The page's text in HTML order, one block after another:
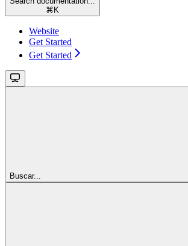
⌘ K
Website
Get Started
Get Started
Buscar...